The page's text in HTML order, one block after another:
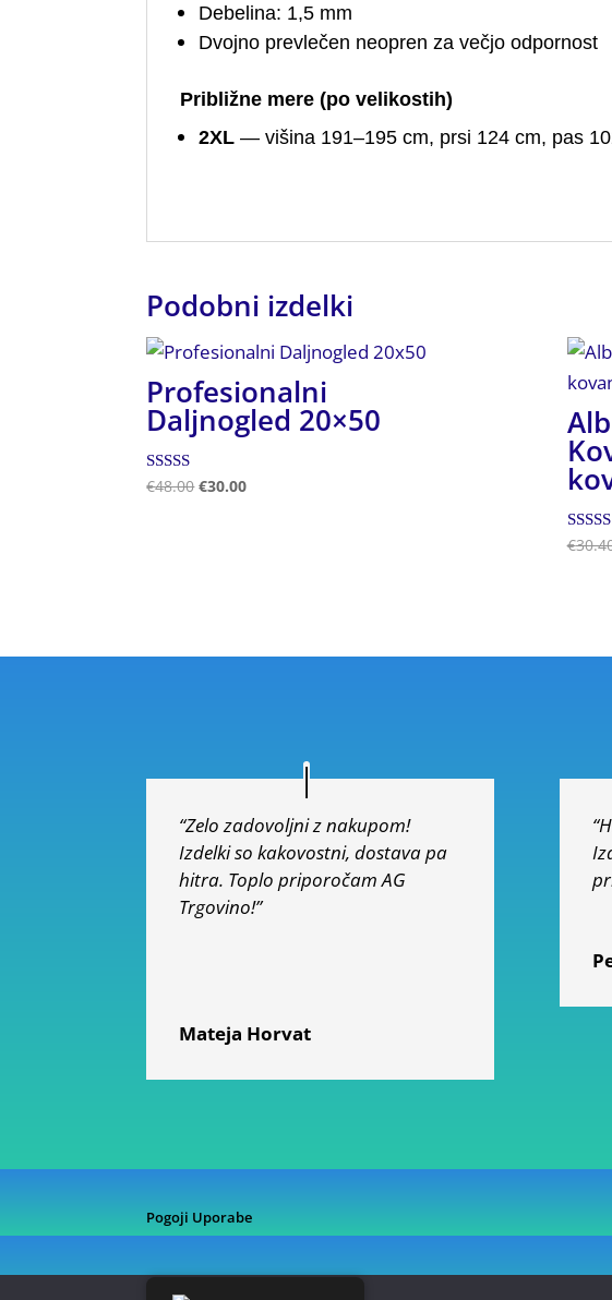
Debelina: 1,5 mm
Dvojno prevlečen neopren za večjo odpornost
Približne mere (po velikostih)
2XL — višina 191–195 cm, prsi 124 cm, pas
Podobni izdelki
Profesionalni
Daljnogled 20×50
Ocenjeno
€48.00 €30.00
€
“Zelo zadovoljni z nakupom!
Izdelki so kakovostni, dostava pa
hitra. Toplo priporočam AG
Trgovino!”
Mateja Horvat
Pogoji Uporabe